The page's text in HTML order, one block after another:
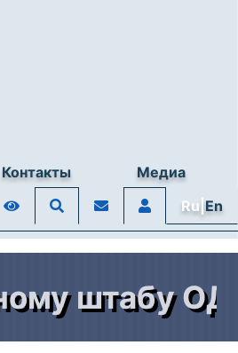
Контакты
Медиа
Ru|En
штабу